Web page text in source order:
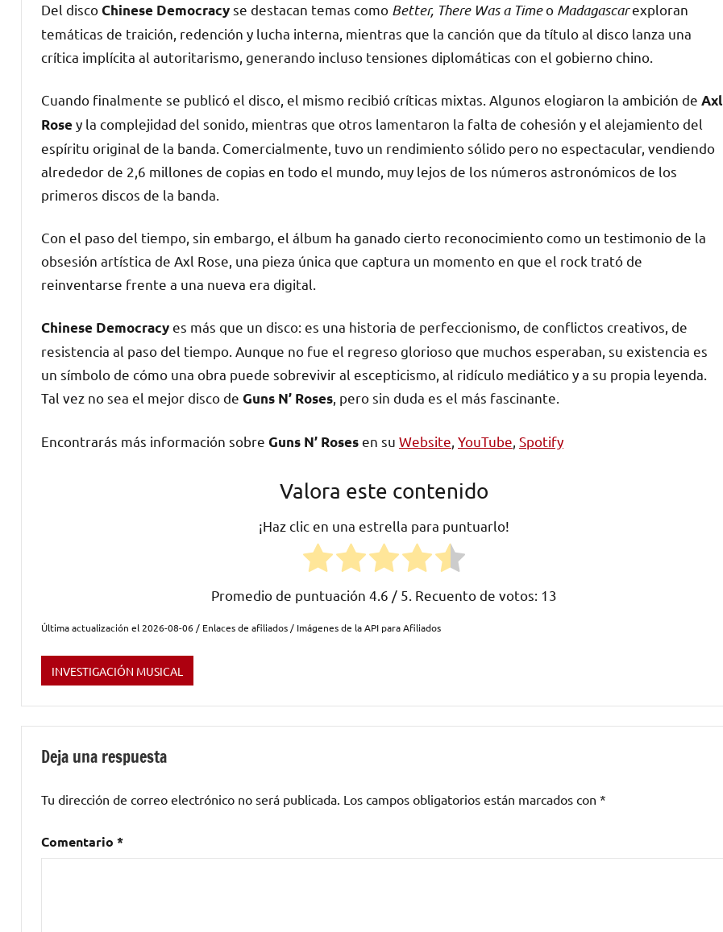
Del discoChinese Democracyse destacan temas como Better, There Was a Timeo Madagascarexploran
temáticas de traición, redención y lucha interna, mientras que la canción que da título al disco lanza una
crítica implícita al autoritarismo, generando incluso tensiones diplomáticas con el gobierno chino.
Cuando finalmente se publicó el disco, el mismo recibió críticas mixtas. Algunos elogiaron la ambición de Axl
Rosey la complejidad del sonido, mientras que otros lamentaron la falta de cohesión y el alejamiento del
espíritu original de la banda. Comercialmente, tuvo un rendimiento sólido pero no espectacular, vendiendo
alrededor de 2,6 millones de copias en todo el mundo, muy lejos de los números astronómicos de los
primeros discos de la banda.
Con el paso del tiempo, sin embargo, el álbum ha ganado cierto reconocimiento como un testimonio de la
obsesión artística de Axl Rose, una pieza única que captura un momento en que el rock trató de
reinventarse frente a una nueva era digital.
Chinese Democracyes más que un disco: es una historia de perfeccionismo, de conflictos creativos, de
resistencia al paso del tiempo. Aunque no fue el regreso glorioso que muchos esperaban, su existencia es
un símbolo de cómo una obra puede sobrevivir al escepticismo, al ridículo mediático y a su propia leyenda.
Tal vez no sea el mejor disco de Guns N’ Roses , pero sin duda es el más fascinante.
Encontrarás más información sobre Guns N’ Rosesen su Website YouTube Spotify
Valora este contenido
¡Haz clic en una estrella para puntuarlo!
Promedio de puntuación 4.6 / 5. Recuento de votos: 13
Última actualización el 2026-08-06 / Enlaces de afiliados / Imágenes de la API para Afiliados
Etiquetado
como
Estados
Unidos
hard
INVESTIGACIÓN MUSICAL
Deja una respuesta
Tu dirección de correo electrónico no será publicada. Los campos obligatorios están marcados con *
Comentario *